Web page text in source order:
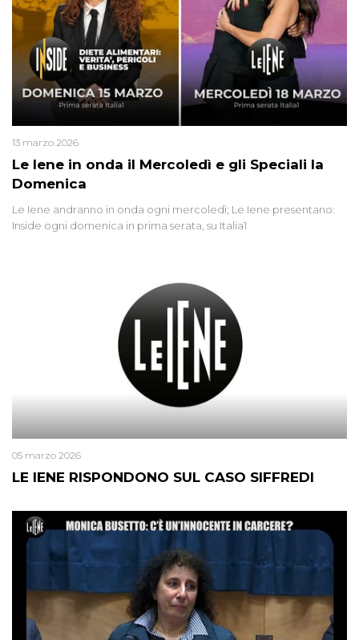
Le Iene in onda il Mercoledì e gli Speciali la
Domenica
13 marzo 2026
Le Iene andranno in onda ogni mercoledì; Le Iene presentano:
Inside ogni domenica in prima serata, su Italia1
LE IENE RISPONDONO SUL CASO SIFFREDI
05 marzo 2026